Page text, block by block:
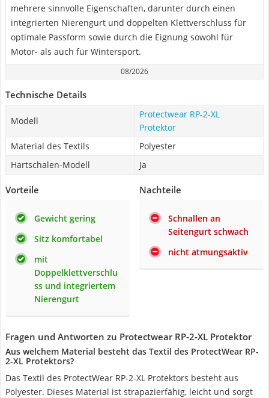
mehrere sinnvolle Eigenschaften, darunter durch einen
integrierten Nierengurt und doppelten Klettverschluss für
optimale Passform sowie durch die Eignung sowohl für
Motor- als auch für Wintersport.
08/2026
Technische Details
Modell
Protectwear RP-2-XL
Protektor
Material des Textils
Polyester
Hartschalen-Modell
Ja
Vorteile
Gewicht gering
Sitz komfortabel
mit
Doppelklettverschlu
ss und integriertem
Nierengurt
Nachteile
Schnallen an
Seitengurt schwach
nicht atmungsaktiv
Fragen und Antworten zu Protectwear RP-2-XL Protektor
Aus welchem Material besteht das Textil des ProtectWear RP-
2-XL Protektors?
Das Textil des ProtectWear RP-2-XL Protektors besteht aus
Polyester. Dieses Material ist strapazierfähig, leicht und sorgt